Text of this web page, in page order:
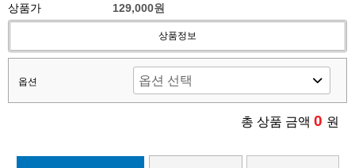
상품가
129,000원
상품정보
옵션
총 상품 금액 0 원